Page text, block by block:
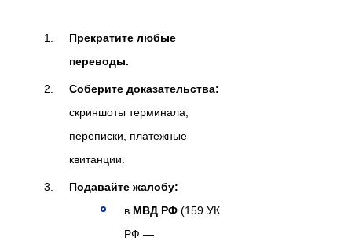
Прекратите любые
переводы.
Соберите доказательства:
скриншоты терминала,
переписки, платежные
квитанции.
Подавайте жалобу:
в МВД РФ (159 УК
РФ —